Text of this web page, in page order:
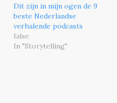
Dit zijn in mijn ogen de 9
beste Nederlandse
verhalende podcasts
false
In "Storytelling"